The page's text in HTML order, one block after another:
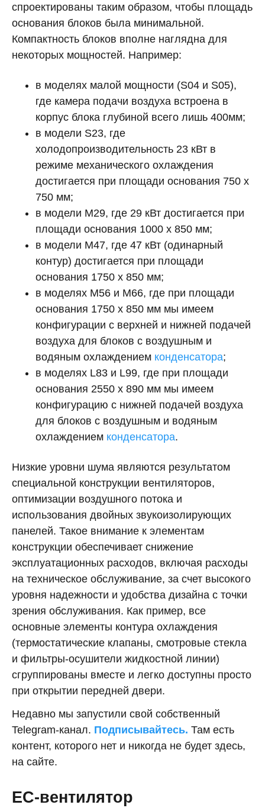
спроектированы таким образом, чтобы площадь
основания блоков была минимальной.
Компактность блоков вполне наглядна для
некоторых мощностей. Например:
в моделях малой мощности (S04 и S05),
где камера подачи воздуха встроена в
корпус блока глубиной всего лишь 400мм;
в модели S23, где
холодопроизводительность 23 кВт в
режиме механического охлаждения
достигается при площади основания 750 х
750 мм;
в модели М29, где 29 кВт достигается при
площади основания 1000 х 850 мм;
в модели М47, где 47 кВт (одинарный
контур) достигается при площади
основания 1750 х 850 мм;
в моделях М56 и М66, где при площади
основания 1750 х 850 мм мы имеем
конфигурации с верхней и нижней подачей
воздуха для блоков с воздушным и
водяным охлаждением конденсатора;
в моделях L83 и L99, где при площади
основания 2550 х 890 мм мы имеем
конфигурацию с нижней подачей воздуха
для блоков с воздушным и водяным
охлаждением конденсатора.
Низкие уровни шума являются результатом
специальной конструкции вентиляторов,
оптимизации воздушного потока и
использования двойных звукоизолирующих
панелей. Такое внимание к элементам
конструкции обеспечивает снижение
эксплуатационных расходов, включая расходы
на техническое обслуживание, за счет высокого
уровня надежности и удобства дизайна с точки
зрения обслуживания. Как пример, все
основные элементы контура охлаждения
(термостатические клапаны, смотровые стекла
и фильтры-осушители жидкостной линии)
сгруппированы вместе и легко доступны просто
при открытии передней двери.
Недавно мы запустили свой собственный
Telegram-канал. Подписывайтесь. Там есть
контент, которого нет и никогда не будет здесь,
на сайте.
ЕС-вентилятор